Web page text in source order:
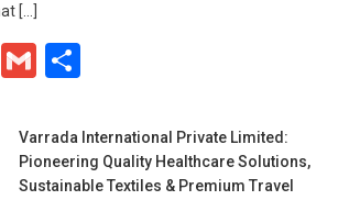
[…]
WhatsApp
Gmail
Varrada International Private Limited:
Pioneering Quality Healthcare Solutions,
Sustainable Textiles & Premium Travel